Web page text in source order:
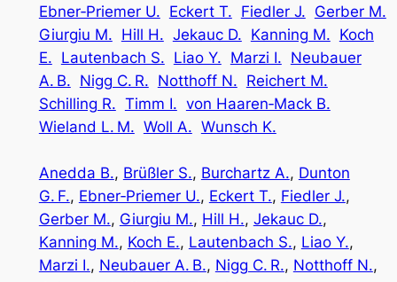
Ebner‑Priemer U. Eckert T. Fiedler J. Gerber M.
Giurgiu M. Hill H. Jekauc D. Kanning M. Koch
E. Lautenbach S. Liao Y. Marzi I. Neubauer
A. B. Nigg C. R. Notthoff N. Reichert M.
Schilling R. Timm I. von Haaren‑Mack B.
Wieland L. M. Woll A. Wunsch K.
Anedda B., Brüßler S., Burchartz A., Dunton
G. F., Ebner‑Priemer U., Eckert T., Fiedler J.
Gerber M., Giurgiu M., Hill H., Jekauc D.
Kanning M., Koch E., Lautenbach S., Liao Y.
Marzi I., Neubauer A. B., Nigg C. R., Notthoff N.